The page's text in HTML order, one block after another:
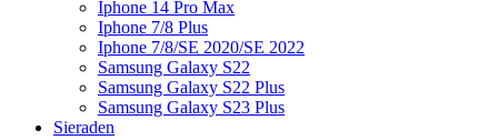
Iphone 14 Pro Max
Iphone 7/8 Plus
Iphone 7/8/SE 2020/SE 2022
Samsung Galaxy S22
Samsung Galaxy S22 Plus
Samsung Galaxy S23 Plus
Sieraden